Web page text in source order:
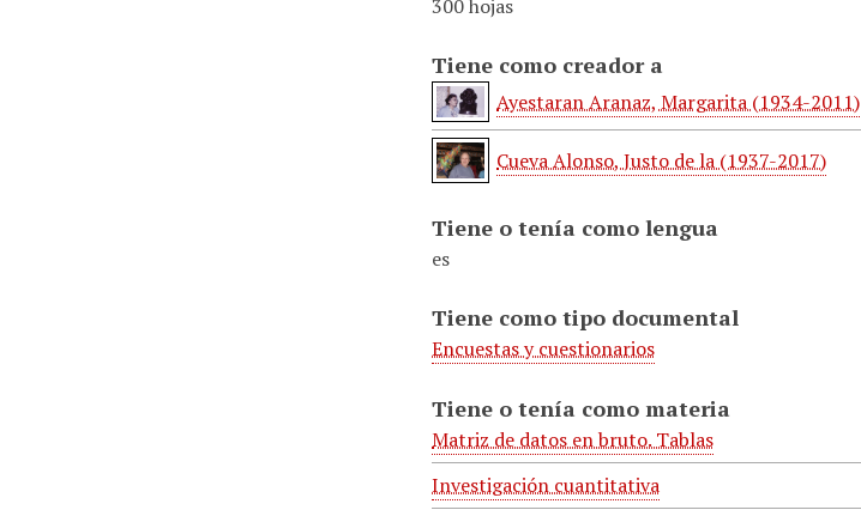
300 hojas
Tiene como creador a
Ayestaran Aranaz, Margarita (1934-2011)
Cueva Alonso, Justo de la (1937-2017)
Tiene o tenía como lengua
es
Tiene como tipo documental
Encuestas y cuestionarios
Tiene o tenía como materia
Matriz de datos en bruto. Tablas
Investigación cuantitativa